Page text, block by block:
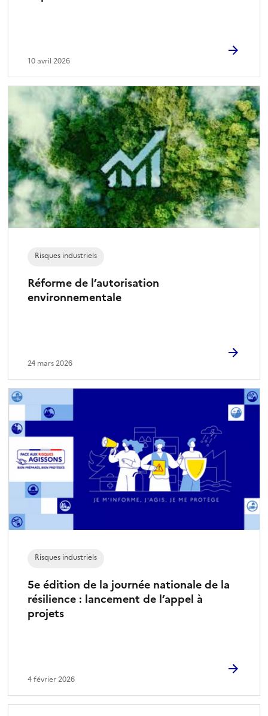
10 avril 2026
Réforme de l’autorisation
environnementale
Risques industriels
24 mars 2026
5e édition de la journée nationale de la
résilience : lancement de l’appel à
projets
Risques industriels
4 février 2026